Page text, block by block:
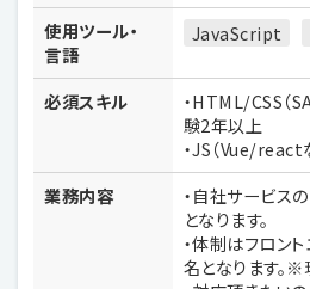
使用ツール・
言語
JavaScript
必須スキル
・HTML/CSS（
験2年以上
・JS（Vue/
業務内容
・自社サービス
となります。
・体制はフロン
名となります。